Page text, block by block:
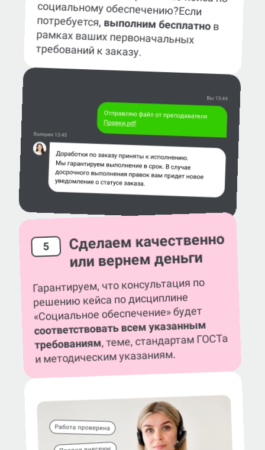
социальному обеспечению?Если
потребуется, выполним бесплатнов
рамках ваших первоначальных
требований к заказу.
5 Сделаем качественно
или вернем деньги
Гарантируем, что консультация по
решению кейса по дисциплине
«Социальное обеспечение» будет
соответствовать всем указанным
требованиям, теме, стандартам ГОСТа
и методическим указаниям.